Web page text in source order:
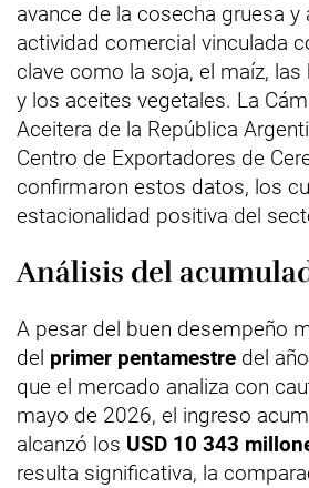
avance de la cosecha gruesa y
actividad comercial vinculada
clave como la soja, el maíz,
y los aceites vegetales. La
Aceitera de la República
Centro de Exportadores de
confirmaron estos datos, los
estacionalidad positiva del
Análisis del
A pesar del buen desempeño
del primer pentamestre del
que el mercado analiza con
mayo de 2026, el ingreso
alcanzó los USD 10 343
resulta significativa, la